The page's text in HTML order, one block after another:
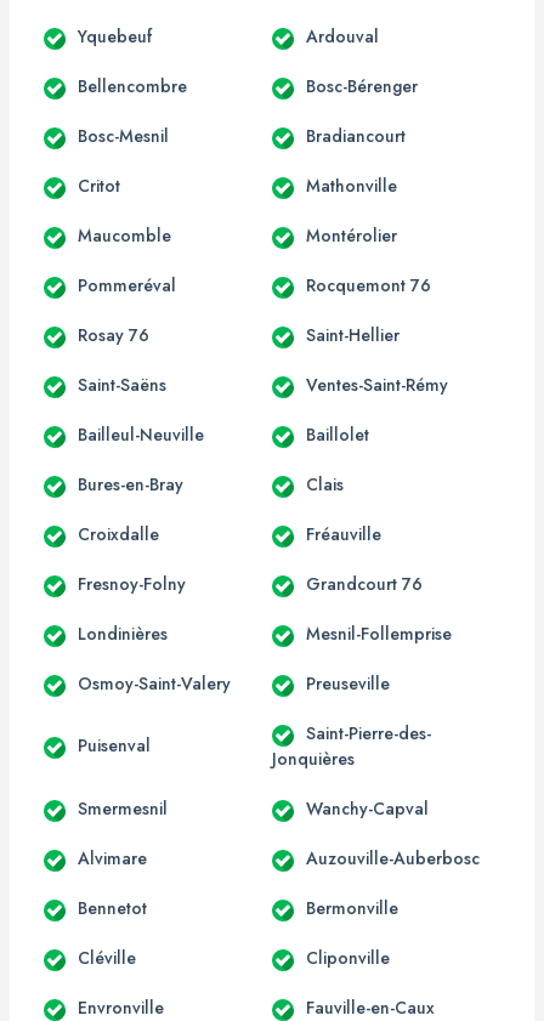
Yquebeuf Ardouval
Bellencombre Bosc-Bérenger
Bosc-Mesnil Bradiancourt
Critot Mathonville
Maucomble Montérolier
Pommeréval Rocquemont 76
Rosay 76 Saint-Hellier
Saint-Saëns Ventes-Saint-Rémy
Bailleul-Neuville Baillolet
Bures-en-Bray Clais
Croixdalle Fréauville
Fresnoy-Folny Grandcourt 76
Londinières Mesnil-Follemprise
Osmoy-Saint-Valery Preuseville
Puisenval
Saint-Pierre-des-
Jonquières
Smermesnil Wanchy-Capval
Alvimare Auzouville-Auberbosc
Bennetot Bermonville
Cléville Cliponville
Envronville Fauville-en-Caux